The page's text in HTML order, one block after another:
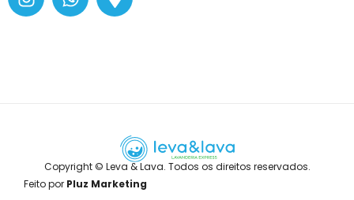
Copyright © Leva & Lava. Todos os direitos reservados.
Feito por Pluz Marketing